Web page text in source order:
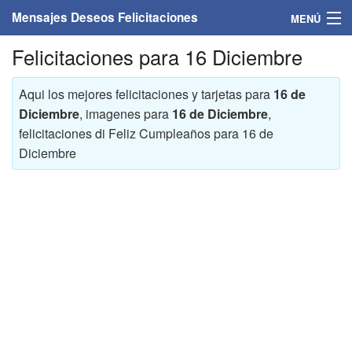
Mensajes Deseos Felicitaciones MENÚ
Home
Mensajes
Felicitaciones
Felicitaciones con nombres
Felicitaciones para 16 Diciembre
Aqui los mejores felicitaciones y tarjetas para 16 de
Diciembre, imagenes para 16 de Diciembre,
felicitaciones di Feliz Cumpleaños para 16 de
Diciembre